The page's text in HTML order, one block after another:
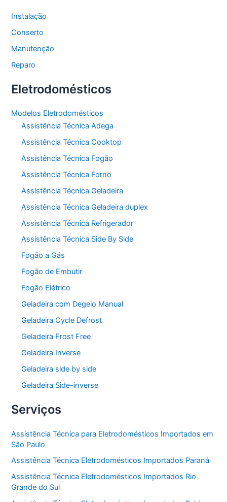
Instalação
Conserto
Manutenção
Reparo
Eletrodomésticos
Modelos Eletrodomésticos
Assistência Técnica Adega
Assistência Técnica Cooktop
Assistência Técnica Fogão
Assistência Técnica Forno
Assistência Técnica Geladeira
Assistência Técnica Geladeira duplex
Assistência Técnica Refrigerador
Assistência Técnica Side By Side
Fogão a Gás
Fogão de Embutir
Fogão Elétrico
Geladeira com Degelo Manual
Geladeira Cycle Defrost
Geladeira Frost Free
Geladeira Inverse
Geladeira side by side
Geladeira Side-inverse
Serviços
Assistência Técnica para Eletrodomésticos Importados em
São Paulo
Assistência Técnica Eletrodomésticos Importados Paraná
Assistência Técnica Eletrodomésticos Importados Rio
Grande do Sul